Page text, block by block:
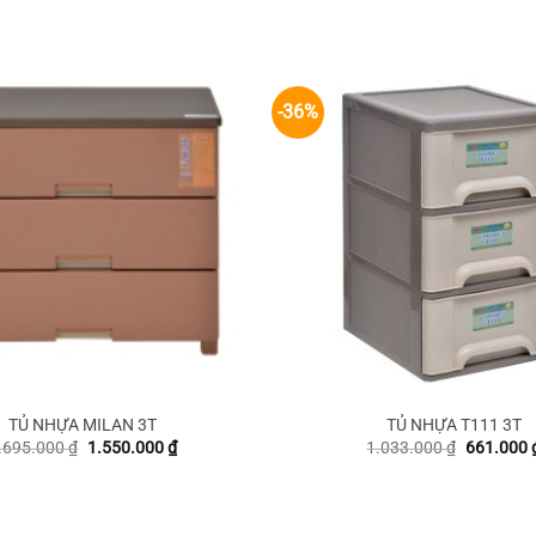
TỦ NHỰA MILAN 3T
₫ Giá
1.550.000₫Giá
-36%
TỦ NHỰA T111 3T
1.033.000₫ Giá
661.000